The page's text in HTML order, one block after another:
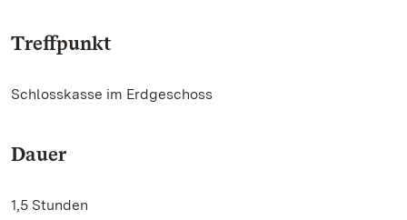
Treffpunkt
Schlosskasse im Erdgeschoss
Dauer
1,5 Stunden